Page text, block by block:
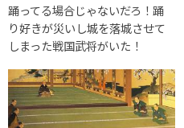
踊ってる場合じゃないだろ！踊
り好きが災いし城を落城させて
しまった戦国武将がいた！